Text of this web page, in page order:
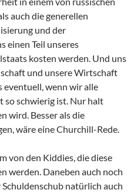
auch die generellen
und der
einen Teil unseres
kosten werden. Und uns
und unsere Wirtschaft
eventuell, wenn wir alle
so schwierig ist. Nur halt
wird. Besser als die
wäre eine Churchill-Rede.
von den Kiddies, die diese
werden. Daneben auch noch
natürlich auch